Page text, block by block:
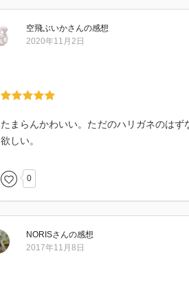
空飛ぶいかさんの感想
2020年11月2日
たまらんかわいい。ただのハリガネのは
欲しい。
0
NORISさんの感想
2017年11月8日